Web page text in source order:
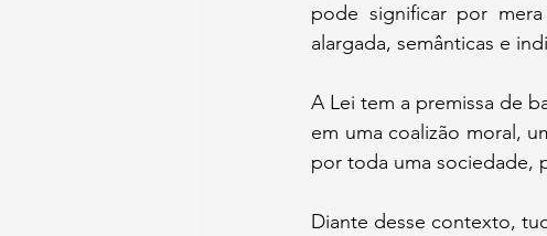
pode significar por
alargada, semânticas e
A Lei tem a premissa de
em uma coalizão moral,
por toda uma sociedade,
Diante desse contexto,